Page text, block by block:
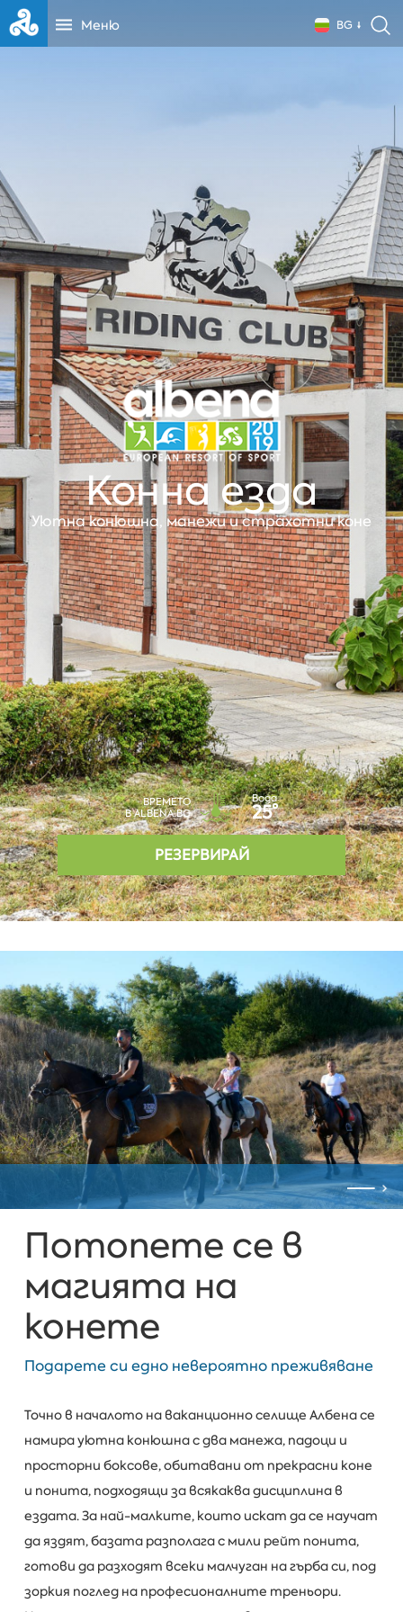
Меню BG
Конна езда
Уютна конюшна, манежи и страхотни коне
ВРЕМЕТО
В ALBENA.BG
Вода
25°
РЕЗЕРВИРАЙ
Потопете се в
магията на
конете
Подарете си едно невероятно преживяване
Точно в началото на ваканционно селище Албена се
намира уютна конюшна с два манежа, падоци и
просторни боксове, обитавани от прекрасни коне
и понита, подходящи за всякаква дисциплина в
ездата. За най-малките, които искат да се научат
да яздят, базата разполага с мили рейт понита,
готови да разходят всеки малчуган на гърба си, под
зоркия поглед на професионалните треньори.